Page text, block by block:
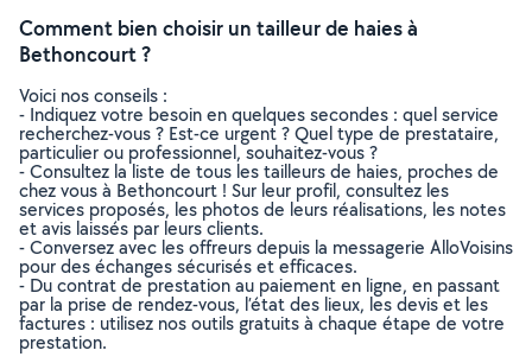
Comment bien choisir un tailleur de haies à
Bethoncourt ?
Voici nos conseils :
- Indiquez votre besoin en quelques secondes : quel service
recherchez-vous ? Est-ce urgent ? Quel type de prestataire,
particulier ou professionnel, souhaitez-vous ?
- Consultez la liste de tous les tailleurs de haies, proches de
chez vous à Bethoncourt ! Sur leur profil, consultez les
services proposés, les photos de leurs réalisations, les notes
et avis laissés par leurs clients.
- Conversez avec les offreurs depuis la messagerie AlloVoisins
pour des échanges sécurisés et efficaces.
- Du contrat de prestation au paiement en ligne, en passant
par la prise de rendez-vous, l’état des lieux, les devis et les
factures : utilisez nos outils gratuits à chaque étape de votre
prestation.